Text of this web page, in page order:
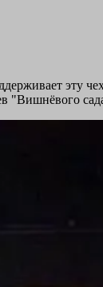
эту
"Вишнёвого